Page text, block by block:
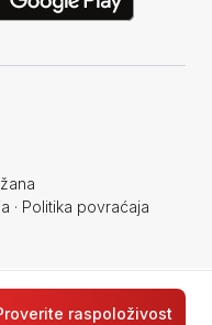
raspoloživost
· Politika povraćaja